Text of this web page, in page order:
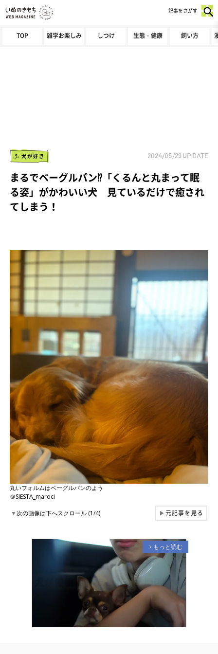
TOP 雑学お楽しみ しつけ 生態・健康 飼い方
記事をさがす
犬が好き 2024/05/23 UP DATE
まるでベーグルパン⁉「くるんと丸まって眠
る姿」がかわいい犬 見ているだけで癒され
てしまう！
丸いフォルムはベーグルパンのよう
＠SIESTA_maroci
▼次の画像は下へスクロール (1/4) ▶元記事を見る
arrow_forward_ios もっと読む